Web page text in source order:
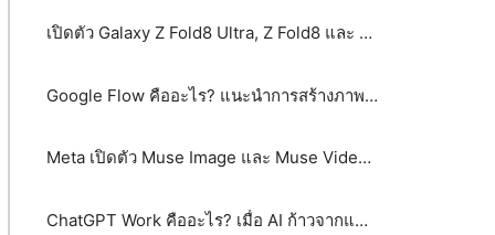
เปิดตัว Galaxy Z Fold8 Ultra, Z Fold8 และ Z Flip8: เมื่อสมาร์ตโฟนจอพับไม่ได้มีคำตอบเพียงรูปแบบเดียว
Google Flow คืออะไร? แนะนำการสร้างภาพและวิดีโอ AI ระดับมืออาชีพได้จากข้อความ
Meta เปิดตัว Muse Image และ Muse Video พลิกโฉม AI สร้างภาพและวิดีโอด้วย Agentic AI
ChatGPT Work คืออะไร? เมื่อ AI ก้าวจากแชตบอตสู่เพื่อนร่วมงาน